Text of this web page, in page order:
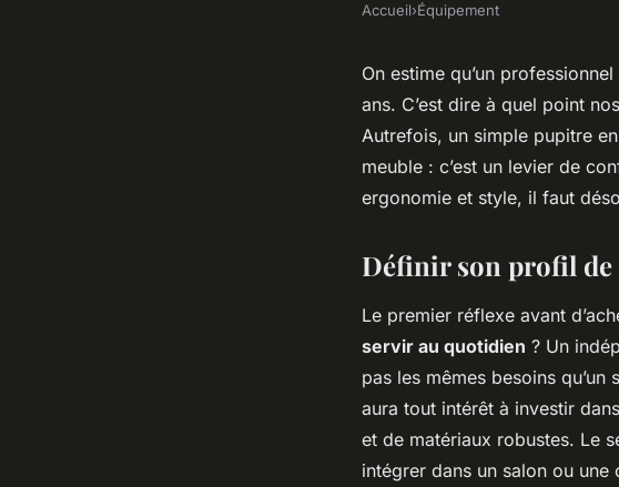
Un bureau adapté à
travail, entre confort et
Accueil›Équipement
On estime qu’un
ans. C’est dire à quel point
Autrefois, un simple pupitre
meuble : c’est un levier de
ergonomie et style, il faut
Définir son profil
Le premier réflexe avant
servir au quotidien ? Un
pas les mêmes besoins
aura tout intérêt à investir
et de matériaux robustes. Le
intégrer dans un salon ou une